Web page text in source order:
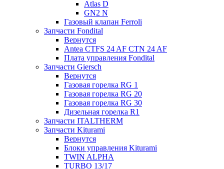
Atlas D
GN2 N
Газовый клапан Ferroli
Запчасти Fondital
Вернутся
Antea CTFS 24 AF CTN 24 AF
Плата управления Fondital
Запчасти Giersch
Вернутся
Газовая горелка RG 1
Газовая горелка RG 20
Газовая горелка RG 30
Дизельная горелка R1
Запчасти ITALTHERM
Запчасти Kiturami
Вернутся
Блоки управления Kiturami
TWIN ALPHA
TURBO 13/17